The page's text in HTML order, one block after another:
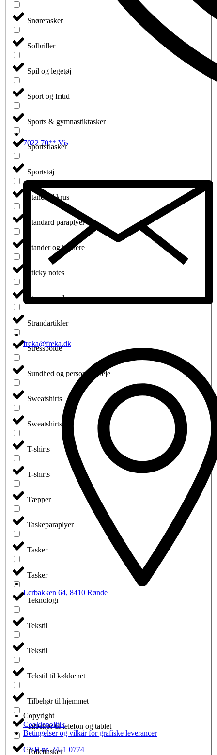
Snøretasker
Solbriller
Spil og legetøj
Sport og fritid
Sports & gymnastiktasker
Sportsflasker
Sportstøj
Standard krus
Standard paraplyer
Stander og holdere
Sticky notes
Stormparaplyer
Strandartikler
Stressbolde
Sundhed og personlig pleje
Sweatshirts
Sweatshirts
T-shirts
T-shirts
Tæpper
Taskeparaplyer
Tasker
Tasker
Teknologi
Tekstil
Tekstil
Tekstil til køkkenet
Tilbehør til hjemmet
Tilbehør til telefon og tablet
Toilettasker
7022 70** Vis
freka@freka.dk
Lerbakken 64, 8410 Rønde
Copyright
Cookiepolitik
Betingelser og vilkår for grafiske leverancer
CVR nr. 2421 0774